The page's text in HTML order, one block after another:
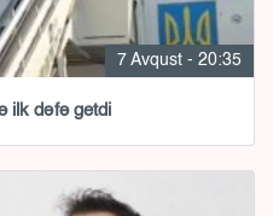
7 Avqust - 20:35
ilk dəfə getdi